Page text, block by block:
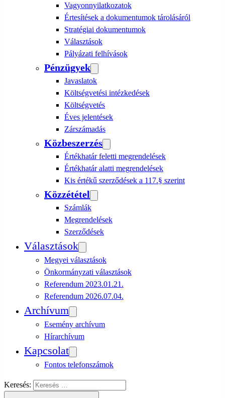
Vagyonnyilatkozatok
Értesítések a dokumentumok tárolásáról
Stratégiai dokumentumok
Választások
Pályázati felhívások
Pénzügyek
Javaslatok
Költségvetési intézkedések
Költségvetés
Éves jelentések
Zárszámadás
Közbeszerzés
Értékhatár feletti megrendelések
Értékhatár alatti megrendelések
Kis értékű szerződések a 117.§ szerint
Közzététel
Számlák
Megrendelések
Szerződések
Választások
Megyei választások
Önkormányzati választások
Referendum 2023.01.21.
Referendum 2026.07.04.
Archívum
Esemény archívum
Hírarchívum
Kapcsolat
Fontos telefonszámok
Keresés: